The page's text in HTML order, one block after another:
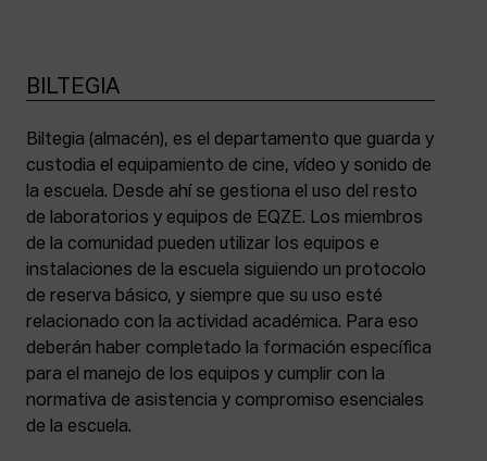
BILTEGIA
Biltegia (almacén), es el departamento que guarda y
custodia el equipamiento de cine, vídeo y sonido de
la escuela. Desde ahí se gestiona el uso del resto
de laboratorios y equipos de EQZE. Los miembros
de la comunidad pueden utilizar los equipos e
instalaciones de la escuela siguiendo un protocolo
de reserva básico, y siempre que su uso esté
relacionado con la actividad académica. Para eso
deberán haber completado la formación específica
para el manejo de los equipos y cumplir con la
normativa de asistencia y compromiso esenciales
de la escuela.